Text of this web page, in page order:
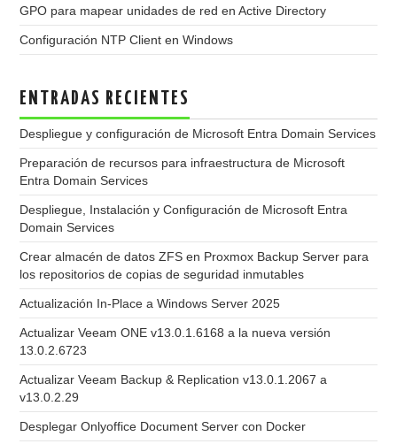
GPO para mapear unidades de red en Active Directory
Configuración NTP Client en Windows
ENTRADAS RECIENTES
Despliegue y configuración de Microsoft Entra Domain Services
Preparación de recursos para infraestructura de Microsoft
Entra Domain Services
Despliegue, Instalación y Configuración de Microsoft Entra
Domain Services
Crear almacén de datos ZFS en Proxmox Backup Server para
los repositorios de copias de seguridad inmutables
Actualización In-Place a Windows Server 2025
Actualizar Veeam ONE v13.0.1.6168 a la nueva versión
13.0.2.6723
Actualizar Veeam Backup & Replication v13.0.1.2067 a
v13.0.2.29
Desplegar Onlyoffice Document Server con Docker